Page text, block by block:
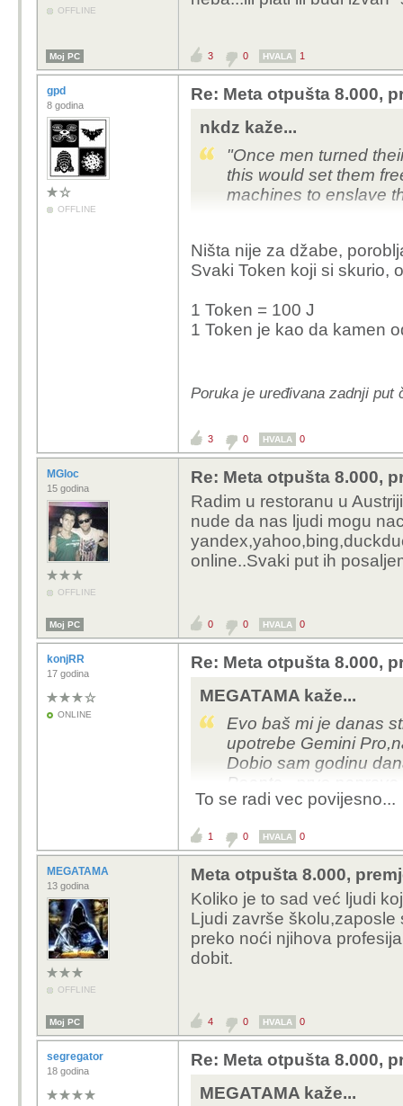
OFFLINE
Moj PC 3 0 HVALA 1
gpd
8 godina
OFFLINE
Re: Meta otpušta 8.000,
nkdz kaže...
"Once men turned
this would set them
machines to enslave
Ništa nije za džabe,
Svaki Token koji si skurio,
1 Token = 100 J
1 Token je kao da kamen
Poruka je uređivana zadnji put
3 0 HVALA 0
MGloc
15 godina
OFFLINE
Re: Meta otpušta 8.000,
Radim u restoranu u
nude da nas ljudi mogu
online..Svaki put ih
Moj PC 0 0 HVALA 0
konjRR
17 godina
ONLINE
Re: Meta otpušta 8.000,
MEGATAMA kaže...
Evo baš mi je danas
upotrebe Gemini
Dobio sam godinu
Poanta...prvo
do neba...ili plati ili
To se radi vec povijesno...
1 0 HVALA 0
MEGATAMA
13 godina
OFFLINE
Meta otpušta 8.000,
Koliko je to sad već ljudi
Ljudi završe školu,zaposle
preko noći njihova
dobit.
Moj PC 4 0 HVALA 0
segregator
18 godina
Re: Meta otpušta 8.000,
MEGATAMA kaže...